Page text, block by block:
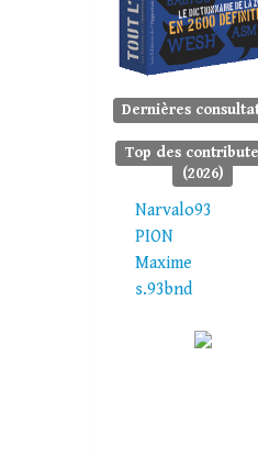
Dernières
Top des
(2026)
Narvalo93
PION
Maxime
s.93bnd